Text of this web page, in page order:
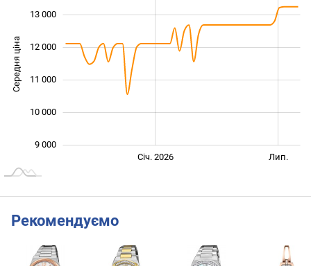
Середня ціна
9 000
10 000
11 000
12 000
13 000
Січ. 2026 Лип.
Рекомендуємо